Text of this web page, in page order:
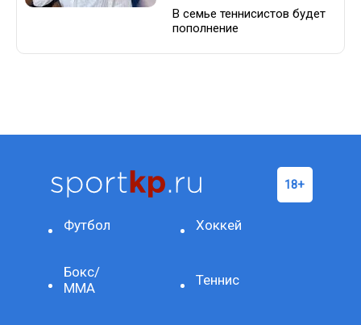
В семье теннисистов будет
пополнение
Футбол Хоккей
Бокс/
ММА
Теннис